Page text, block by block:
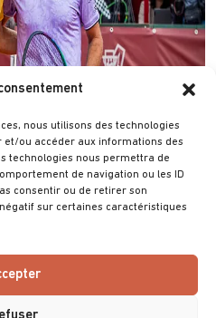
nous utilisons des technologies
et/ou accéder aux informations des
technologies nous permettra de
de navigation ou les ID
consentir ou de retirer son
sur certaines caractéristiques
Villa Primrose